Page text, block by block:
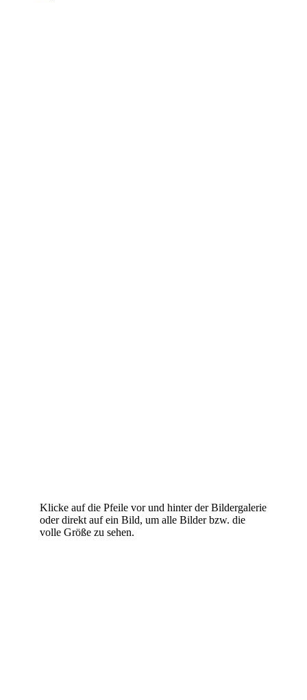
Klicke auf die Pfeile vor und hinter der Bildergalerie
oder direkt auf ein Bild, um alle Bilder bzw. die
volle Größe zu sehen.